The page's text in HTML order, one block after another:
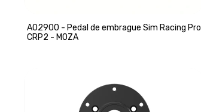
A02900 - Pedal de embrague Sim Racing Pro
CRP2 - MOZA